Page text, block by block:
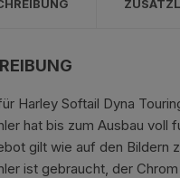
Harley Softail Dyna
hat bis zum Ausbau voll
gilt wie auf den Bildern
ist gebraucht, der